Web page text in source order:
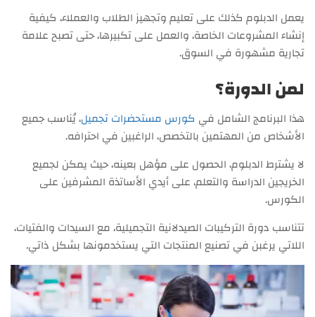
يعمل الدبلوم كذلك على تعليم وتجهيز الطلاب والعملاء، كيفية
إنشاء المشروعات الخاصة، والعمل على تكبيرها، حتى تصبح علامة
تجارية مشهورة في السوق.
لمن الدورة؟
هذا البرنامج الشامل في كورس مستحضرات تجميل، يُناسب جميع
الأشخاص من المهتمين بالتخصص، الراغبين في احترافه.
لا يشترط الدبلوم، الحصول على مؤهل بعينه، حيث يمكن لجميع
الخريجين الدراسة والتعلم، على أيدي الأساتذة المشرفين على
الكورس.
تتناسب دورة التركيبات الصيدلانية التجميلية، مع السيدات والفتيات،
اللاتي يرغبن في تصنيع المنتجات التي يستخدمونها بشكل ذاتي.